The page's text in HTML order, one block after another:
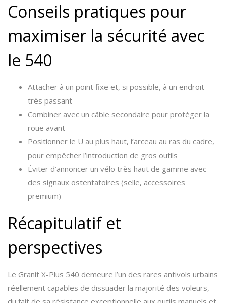
Conseils pratiques pour
maximiser la sécurité avec
le 540
Attacher à un point fixe et, si possible, à un endroit
très passant
Combiner avec un câble secondaire pour protéger la
roue avant
Positionner le U au plus haut, l’arceau au ras du cadre,
pour empêcher l’introduction de gros outils
Éviter d’annoncer un vélo très haut de gamme avec
des signaux ostentatoires (selle, accessoires
premium)
Récapitulatif et
perspectives
Le Granit X-Plus 540 demeure l’un des rares antivols urbains
réellement capables de dissuader la majorité des voleurs,